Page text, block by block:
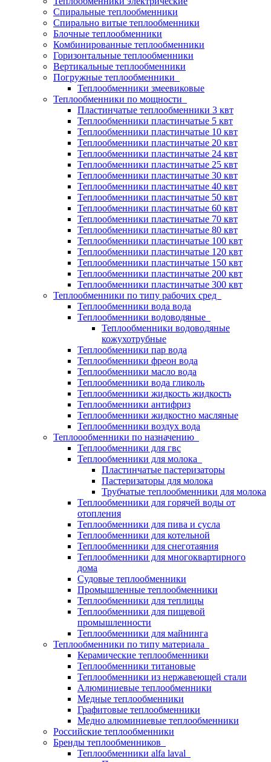
Спиральные теплообменники
Спирально витые теплообменники
Блочные теплообменники
Комбинированные теплообменники
Горизонтальные теплообменники
Вертикальные теплообменники
Погружные теплообменники
Теплообменники змеевиковые
Теплообменники по мощности
Пластинчатые теплообменники 3 квт
Теплообменники пластинчатые 5 квт
Теплообменники пластинчатые 10 квт
Теплообменники пластинчатые 20 квт
Теплообменники пластинчатые 24 квт
Теплообменники пластинчатые 25 квт
Теплообменники пластинчатые 30 квт
Теплообменники пластинчатые 40 квт
Теплообменники пластинчатые 50 квт
Теплообменники пластинчатые 60 квт
Теплообменники пластинчатые 70 квт
Теплообменники пластинчатые 80 квт
Теплообменники пластинчатые 100 квт
Теплообменники пластинчатые 120 квт
Теплообменники пластинчатые 150 квт
Теплообменники пластинчатые 200 квт
Теплообменники пластинчатые 300 квт
Теплообменники по типу рабочих сред
Теплообменники вода вода
Теплообменники водоводяные
Теплообменники водоводяные
кожухотрубные
Теплообменники пар вода
Теплообменники фреон вода
Теплообменники масло вода
Теплообменники вода гликоль
Теплообменники жидкость жидкость
Теплообменники антифриз
Теплообменники жидкостно масляные
Теплообменники воздух вода
Теплоообменники по назначению
Теплообменники для гвс
Теплообменники для молока
Пластинчатые пастеризаторы
Пастеризаторы для молока
Трубчатые теплообменники для молока
Теплообменники для горячей воды от
отопления
Теплообменники для пива и сусла
Теплообменники для котельной
Теплообменники для снеготаяния
Теплообменники для многоквартирного
дома
Судовые теплообменники
Промышленные теплообменники
Теплообменники для теплицы
Теплообменники для пищевой
промышленности
Теплообменники для майнинга
Теплообменники по типу материала
Керамические теплообменники
Теплообменники титановые
Теплообменники из нержавеющей стали
Алюминиевые теплообменники
Медные теплообменники
Графитовые теплообменники
Медно алюминиевые теплообменники
Российские теплообменники
Бренды теплообменников
Теплообменники alfa laval